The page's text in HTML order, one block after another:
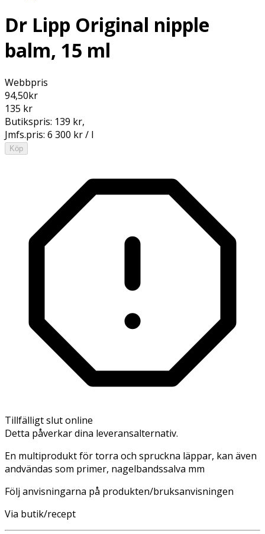
Dr Lipp Original nipple
balm, 15 ml
Webbpris
94,50kr
135 kr
Butikspris: 139 kr,
Jmfs.pris: 6 300 kr / l
Köp
Tillfälligt slut online
Detta påverkar dina leveransalternativ.
En multiprodukt för torra och spruckna läppar, kan även
andvändas som primer, nagelbandssalva mm
Följ anvisningarna på produkten/bruksanvisningen
Via butik/recept